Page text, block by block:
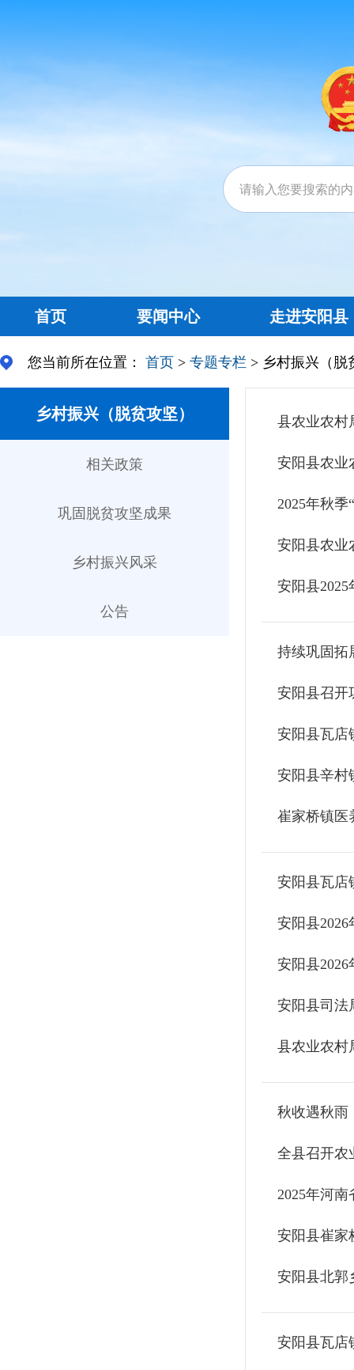
首页 要闻中心 走进安阳县
您当前所在位置： 首页 > 专题专栏 > 乡村振兴（脱
乡村振兴（脱贫攻坚）
相关政策
巩固脱贫攻坚成果
乡村振兴风采
公告
县农业农村
安阳县农业
2025年秋
安阳县农业
安阳县
持续巩固拓
安阳县召开
安阳县瓦店
安阳县辛村
崔家桥镇医
安阳县瓦店
安阳县
安阳县
安阳县司法
县农业农村
秋收遇秋雨
全县召开农
2025年河
安阳县崔家
安阳县北郭
安阳县瓦店